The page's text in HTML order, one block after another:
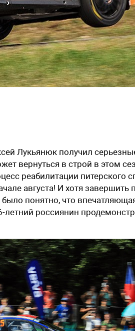
Лукьянюк получил
вернуться в строй в этом
реабилитации питерского
августа! И хотя завершить
понятно, что
россиянин